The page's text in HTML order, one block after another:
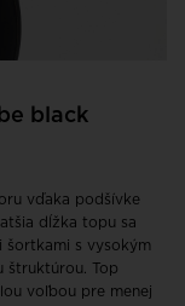
black
vďaka podšívke
dĺžka topu sa
šortkami s vysokým
štruktúrou. Top
voľbou pre menej